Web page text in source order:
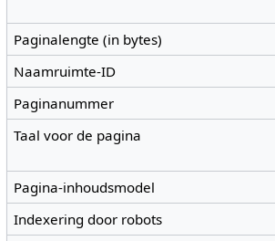
Paginalengte (in bytes)
Naamruimte-ID
Paginanummer
Taal voor de pagina
Pagina-inhoudsmodel
Indexering door robots